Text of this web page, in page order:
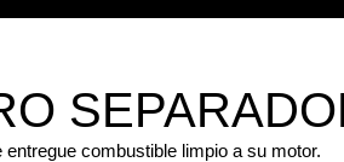
combustible limpio a su motor.